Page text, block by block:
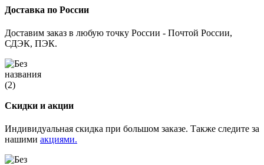
Доставка по России
Доставим заказ в любую точку России - Почтой России,
СДЭК, ПЭК.
Скидки и акции
Индивидуальная скидка при большом заказе. Также следите за
нашими акциями.